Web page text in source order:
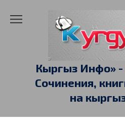
Кыргыз Инфо»
Сочинения,
на